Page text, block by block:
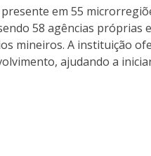
em 55
58 agências próprias
mineiros. A instituição
ajudando a